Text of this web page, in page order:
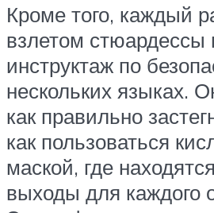
Кроме того, каждый
взлетом стюардессы
инструктаж по
нескольких языках.
как правильно
как пользоваться
маской, где
выходы для каждого